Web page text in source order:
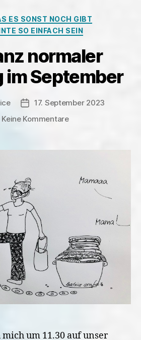
Kategorien
ES SONST NOCH GIBT
SO EINFACH SEIN
normaler
im September
Veröffentlichungsdatum
17. September 2023
Keine Kommentarezu
September
um 11.30 auf unser